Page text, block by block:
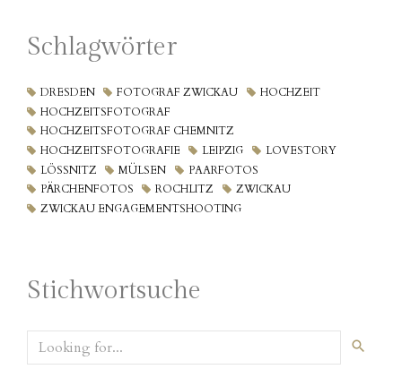
Schlagwörter
DRESDEN FOTOGRAF ZWICKAU
HOCHZEIT
HOCHZEITSFOTOGRAF
HOCHZEITSFOTOGRAF CHEMNITZ
HOCHZEITSFOTOGRAFIE
LEIPZIG
LOVESTORY
LÖSSNITZ
MÜLSEN
PAARFOTOS
PÄRCHENFOTOS
ROCHLITZ
ZWICKAU
ZWICKAU ENGAGEMENTSHOOTING
Stichwortsuche